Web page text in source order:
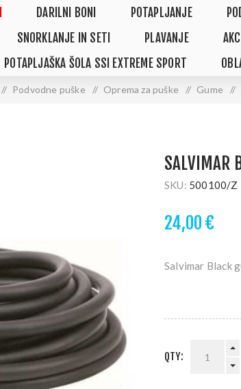
DARILNI BONI POTAPLJANJE
SNORKLANJE IN SETI PLAVANJE
POTAPLJAŠKA ŠOLA SSI EXTREME SPORT
/ Podvodne puške / Oprema za puške / Gume /
SALVIMAR
SKU: 500100/Z
24,00 €
Salvimar Black
QTY: